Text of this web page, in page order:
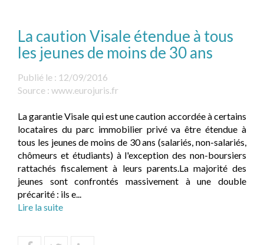
La caution Visale étendue à tous
les jeunes de moins de 30 ans
Publié le : 12/09/2016
Source : www.eurojuris.fr
La garantie Visale qui est une caution accordée à certains
locataires du parc immobilier privé va être étendue à
tous les jeunes de moins de 30 ans (salariés, non-salariés,
chômeurs et étudiants) à l'exception des non-boursiers
rattachés fiscalement à leurs parents.La majorité des
jeunes sont confrontés massivement à une double
précarité : ils e...
Lire la suite